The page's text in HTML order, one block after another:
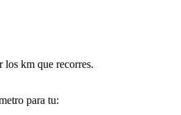
los km que recorres.
para tu: